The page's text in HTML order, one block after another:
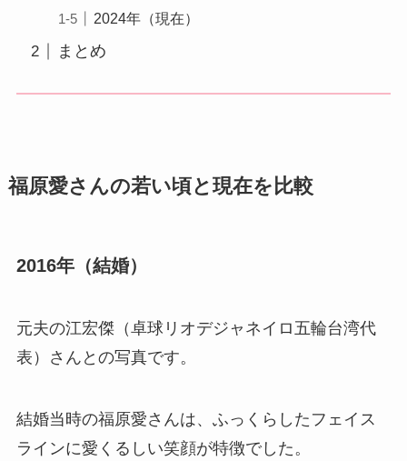
2024年（現在）
まとめ
福原愛さんの若い頃と現在を比較
2016年（結婚）
元夫の江宏傑（卓球リオデジャネイロ五輪台湾代
表）さんとの写真です。
結婚当時の福原愛さんは、ふっくらしたフェイス
ラインに愛くるしい笑顔が特徴でした。